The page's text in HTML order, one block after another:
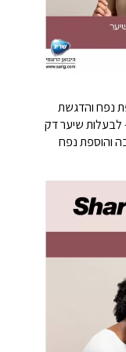
נפח והדגשת
בעל 2 מצבים – לבעלות שיער דק
והוספת נפח